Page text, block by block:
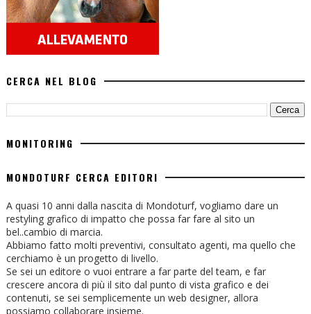
CERCA NEL BLOG
MONITORING
MONDOTURF CERCA EDITORI
A quasi 10 anni dalla nascita di Mondoturf, vogliamo dare un
restyling grafico di impatto che possa far fare al sito un
bel..cambio di marcia.
Abbiamo fatto molti preventivi, consultato agenti, ma quello che
cerchiamo è un progetto di livello.
Se sei un editore o vuoi entrare a far parte del team, e far
crescere ancora di più il sito dal punto di vista grafico e dei
contenuti, se sei semplicemente un web designer, allora
possiamo collaborare insieme.